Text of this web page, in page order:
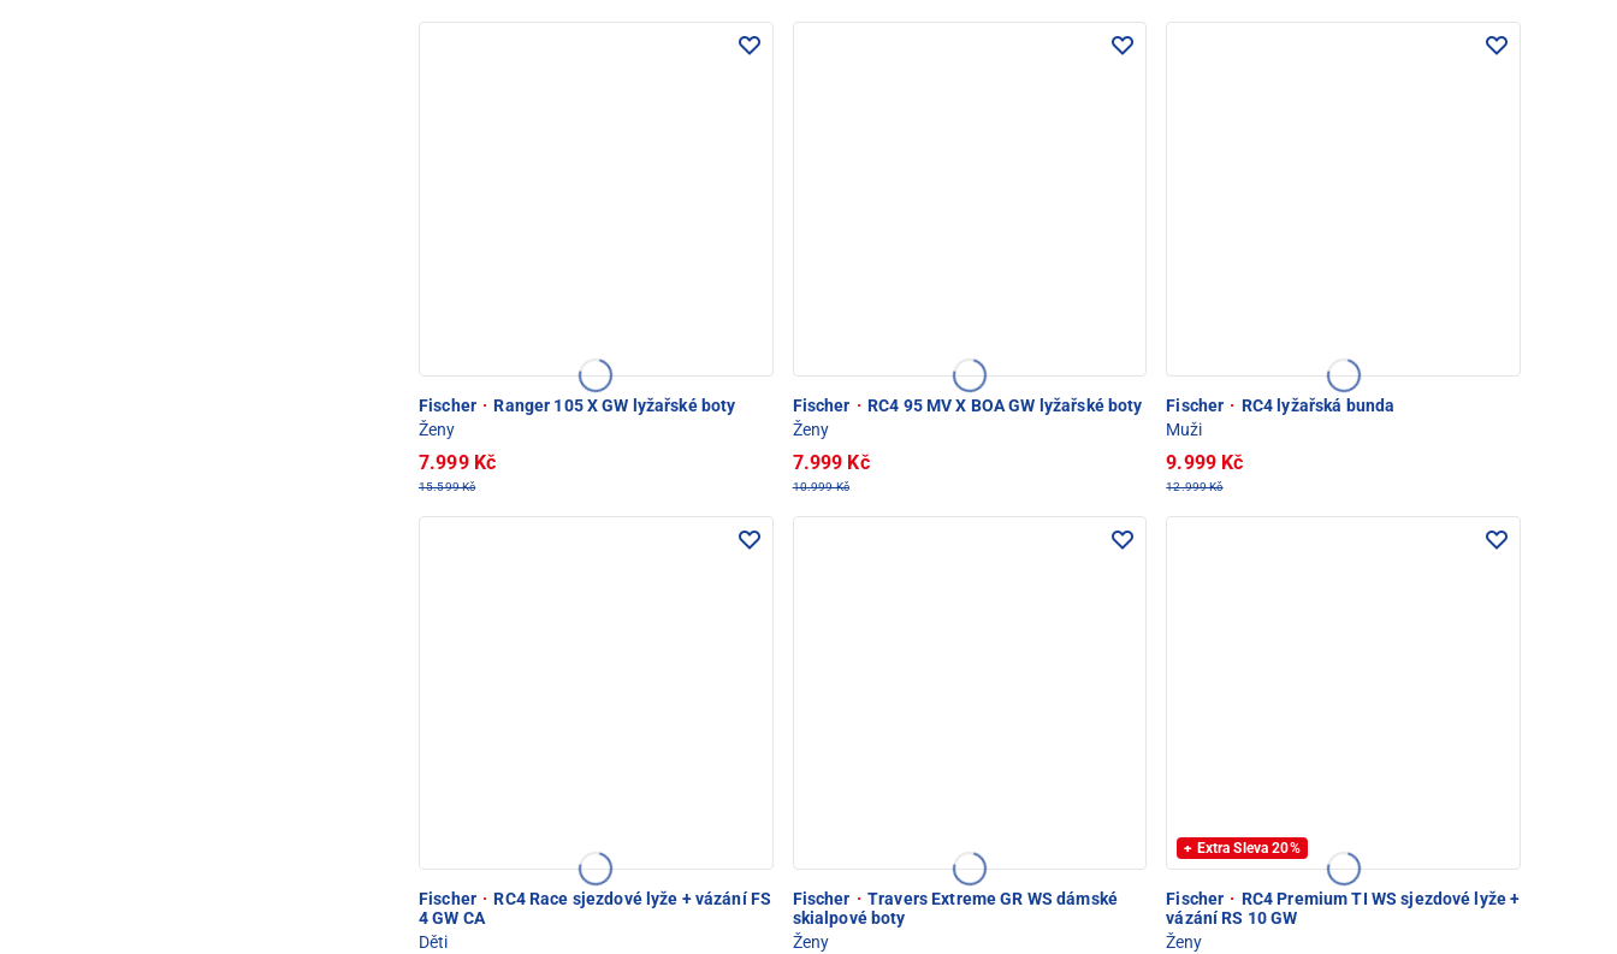
Fischer · Ranger 105 X GW lyžařské boty
Ženy
7.999 Kč
15.599 Kč
Fischer · RC4 95 MV X BOA GW lyžařské boty
Ženy
7.999 Kč
10.999 Kč
Fischer · RC4 lyžařská bunda
Muži
9.999 Kč
12.999 Kč
Fischer · RC4 Race sjezdové lyže + vázání FS
4 GW CA
Děti
Fischer · Travers Extreme GR WS dámské
skialpové boty
Ženy
+ Extra Sleva 20%
Fischer · RC4 Premium TI WS sjezdové lyže +
vázání RS 10 GW
Ženy